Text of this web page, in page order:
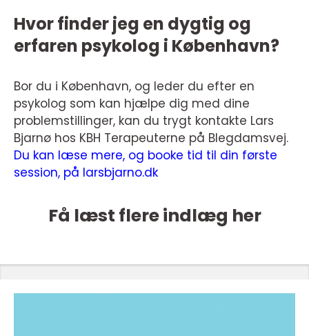
Hvor finder jeg en dygtig og
erfaren psykolog i København?
Bor du i København, og leder du efter en
psykolog som kan hjælpe dig med dine
problemstillinger, kan du trygt kontakte Lars
Bjarnø hos KBH Terapeuterne på Blegdamsvej.
Du kan læse mere, og booke tid til din første
session, på larsbjarno.dk
Få læst flere indlæg her